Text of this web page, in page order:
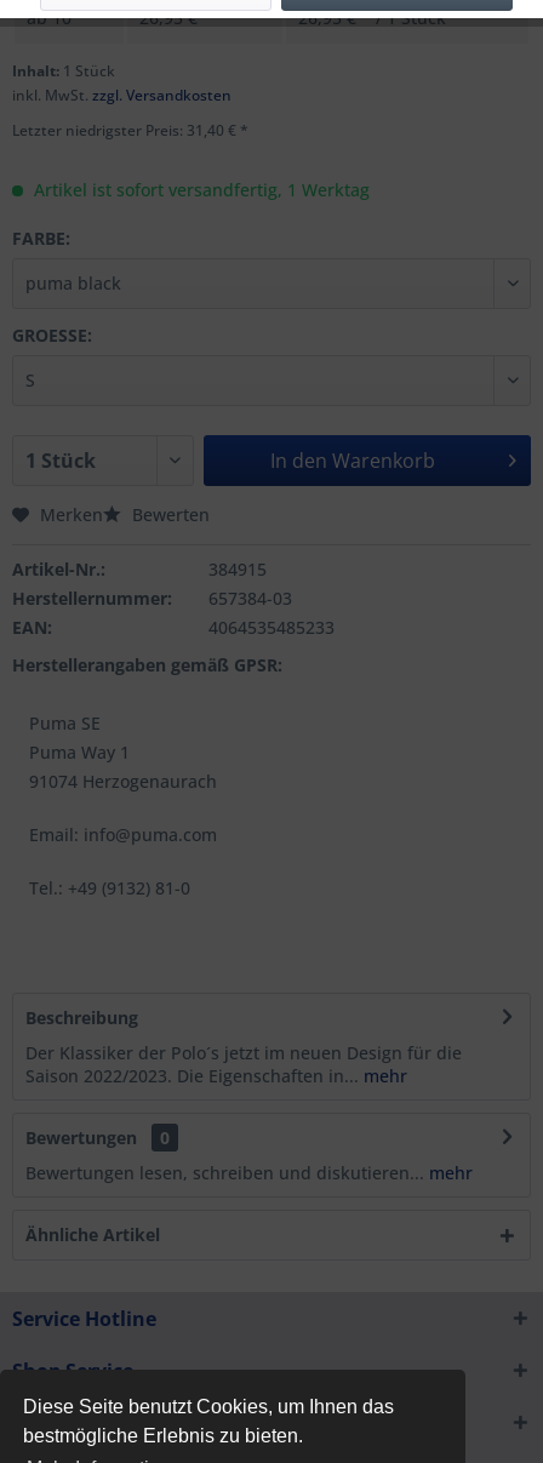
Diese Seite benutzt Cookies, um Ihnen das
bestmögliche Erlebnis zu bieten.
ab10 26,95 € * 26,95 € * / 1 Stück
Inhalt: 1 Stück
inkl. MwSt. zzgl. Versandkosten
Letzter niedrigster Preis: 31,40 € *
Artikel ist sofort versandfertig, 1 Werktag
FARBE:
GROESSE:
In den Warenkorb
Merken Bewerten
Artikel-Nr.:
384915
Herstellernummer:
657384-03
EAN:
4064535485233
Herstellerangaben gemäß GPSR:
Puma SE
Puma Way 1
91074 Herzogenaurach
Email: info@puma.com
Tel.: +49 (9132) 81-0
Beschreibung
Der Klassiker der Polo´s jetzt im neuen Design für die
Saison 2022/2023. Die Eigenschaften in... mehr
Bewertungen
0
Bewertungen lesen, schreiben und diskutieren... mehr
Ähnliche Artikel
Service Hotline
Shop Service
Informationen